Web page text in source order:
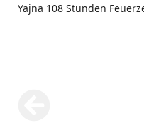
Yajna 108 Stunden